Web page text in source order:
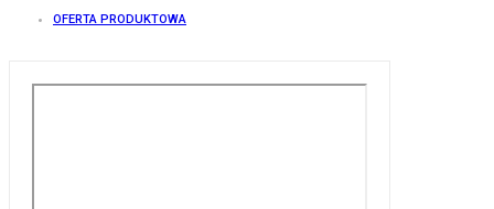
OFERTA PRODUKTOWA